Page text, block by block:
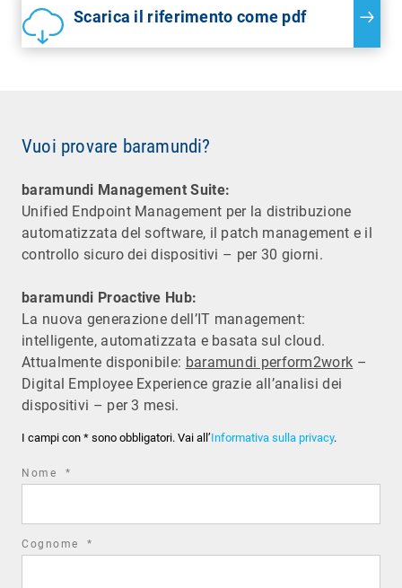
Scarica il riferimento come pdf
Vuoi provare baramundi?
baramundi Management Suite:
Unified Endpoint Management per la distribuzione
automatizzata del software, il patch management e il
controllo sicuro dei dispositivi – per 30 giorni.
baramundi Proactive Hub:
La nuova generazione dell’IT management:
intelligente, automatizzata e basata sul cloud.
Attualmente disponibile: baramundi perform2work –
Digital Employee Experience grazie all’analisi dei
dispositivi – per 3 mesi.
I campi con * sono obbligatori. Vai all’Informativa sulla privacy.
Nome *
Cognome *